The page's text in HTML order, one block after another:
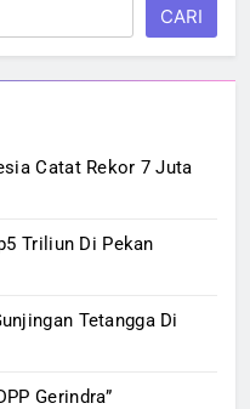
CARI
Catat Rekor 7 Juta
Triliun Di Pekan
Tetangga Di
Gerindra”